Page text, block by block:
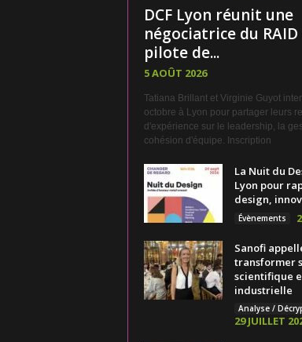
DCF Lyon réunit une
négociatrice du
pilote de...
5 AOÛT 2026
Tatiana Brillant et Virginie Guyot
octobre à Lyon pour partager leurs
d'expérience sur le leadership, la
cohésion d'équipe. Inscription
La Nuit du
Lyon pour
design,
Évènements
Sanofi
transformer
scientifique
industrielle
Analyse /
29 JUILLET